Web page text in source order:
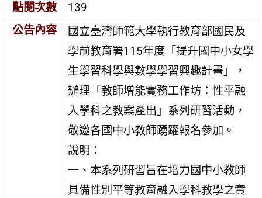
點閱次數
139
公告內容
國立臺灣師範大學執行教育部國民及
學前教育署115年度「提升國中小女學
生學習科學與數學學習興趣計畫」，
辦理「教師增能實務工作坊：性平融
入學科之教案產出」系列研習活動，
敬邀各國中小教師踴躍報名參加。
說明：
一、本系列研習旨在培力國中小教師
具備性別平等教育融入學科教學之實